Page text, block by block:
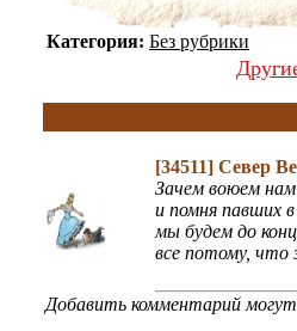
Категория: Без рубрики
[34511] Север
Зачем воюем
и помня павших
мы будем до
все потому, что
Добавить комментарий